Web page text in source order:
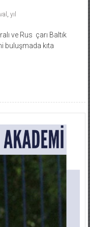
, yıl
ve Rus çarı Baltık
buluşmada kıta